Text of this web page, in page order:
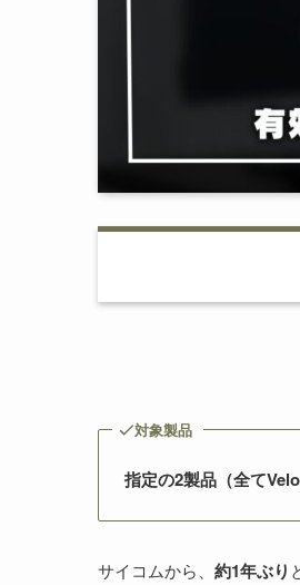
対象製品
指定の2製品（全て
サイコムから、 約1年ぶり